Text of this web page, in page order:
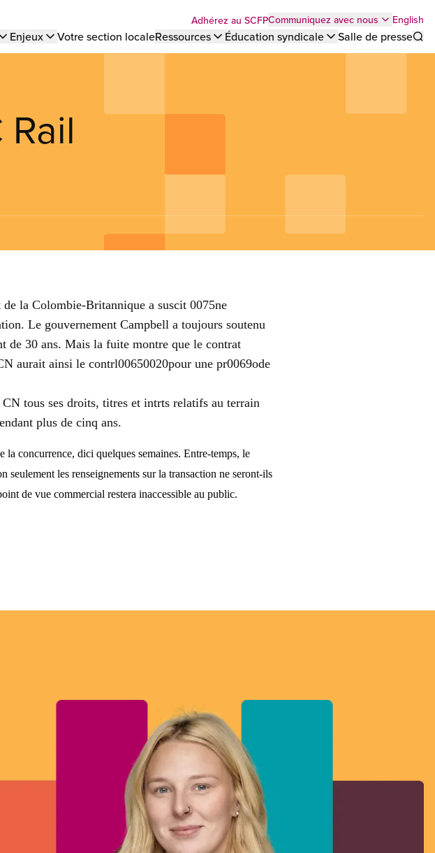
Top
menu
Adhérez au SCFPCommuniquez avec nous English
Enjeux Votre section localeRessources Éducation syndicale
Salle de presse
la Colombie-Britannique a suscit 0075ne
Le gouvernement Campbell a toujours soutenu
de 30 ans. Mais la fuite montre que le contrat
aurait ainsi le contrl00650020pour une pr0069ode
tous ses droits, titres et intrts relatifs au terrain
plus de cinq ans.
concurrence, dici quelques semaines. Entre-temps, le
les renseignements sur la transaction ne seront-ils
de vue commercial restera inaccessible au public.